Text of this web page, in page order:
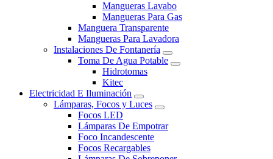
Mangueras Lavabo
Mangueras Para Gas
Manguera Transparente
Mangueras Para Lavadora
Instalaciones De Fontanería
Toma De Agua Potable
Hidrotomas
Kitec
Electricidad E Iluminación
Lámparas, Focos y Luces
Focos LED
Lámparas De Empotrar
Foco Incandescente
Focos Recargables